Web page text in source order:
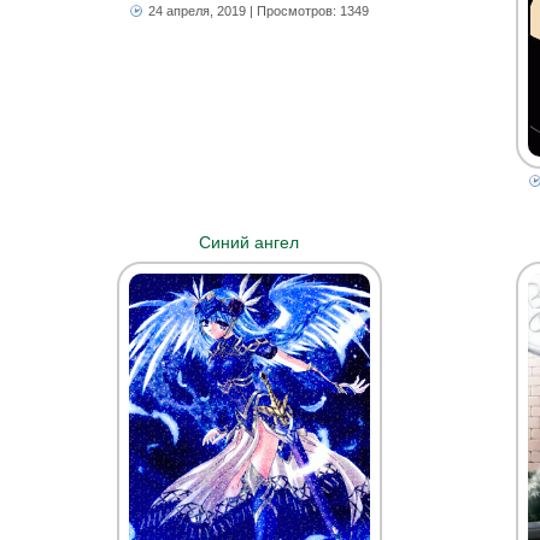
24 апреля, 2019| Просмотров: 1349
Синий ангел